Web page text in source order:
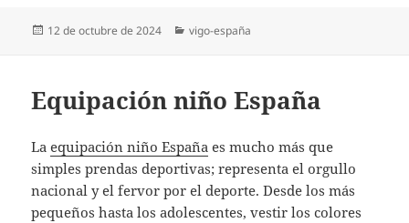
Publicado
12 de octubre de 2024 Categorías
vigo-españa
Equipación niño España
Laequipación niño España es mucho más que
simples prendas deportivas; representa el orgullo
nacional y el fervor por el deporte. Desde los más
pequeños hasta los adolescentes, vestir los colores